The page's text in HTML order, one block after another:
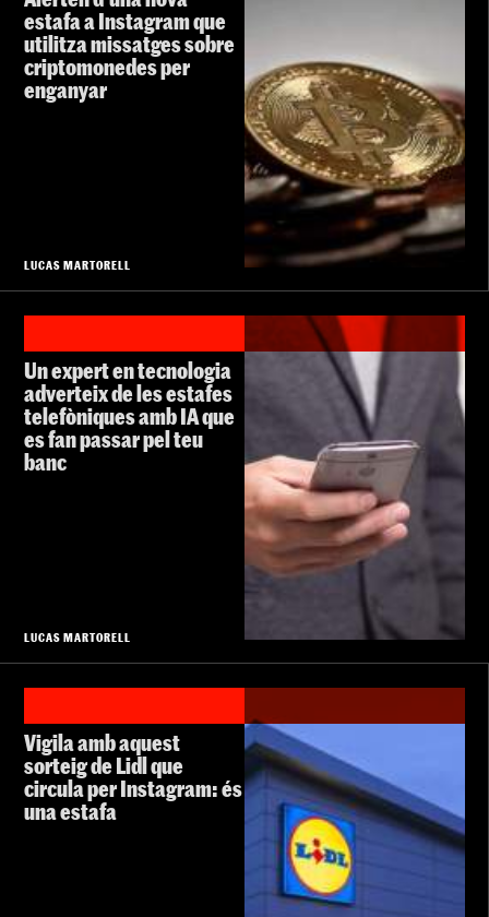
estafa a Instagram que
utilitza missatges sobre
criptomonedes per
enganyar
LUCAS MARTORELL
Un expert en tecnologia
adverteix de les estafes
telefòniques amb IA que
es fan passar pel teu
banc
LUCAS MARTORELL
Vigila amb aquest
sorteig de Lidl que
circula per Instagram: és
una estafa